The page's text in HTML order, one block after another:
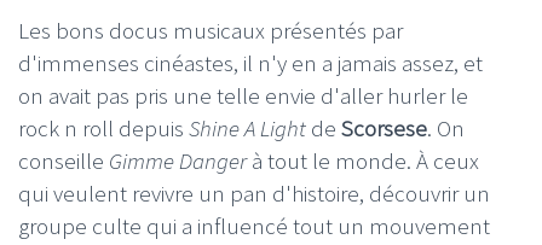
Les bons docus musicaux présentés par
d'immenses cinéastes, il n'y en a jamais assez, et
on avait pas pris une telle envie d'aller hurler le
rock n roll depuis Shine A Light de Scorsese. On
conseille Gimme Dangerà tout le monde. À ceux
qui veulent revivre un pan d'histoire, découvrir un
groupe culte qui a influencé tout un mouvement